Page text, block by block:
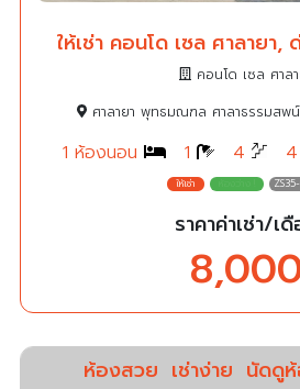
ให้เช่า คอนโด เซล ศาลายา,
คอนโด เซล ศาลา
ศาลายา พุทธมณฑล ศาลาธรรมส
1 ห้องนอน 1 4 4
ราคาค่าเช่า/เ
ห้องสวย เช่าง่าย นัดดูห้